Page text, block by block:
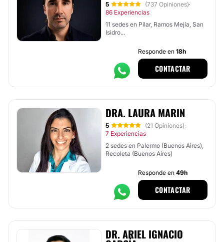
5 (737 Opiniones)·
86 Experiencias
11 sedes en Pilar, Ramos Mejía, San
Isidro...
Responde en 18h
CONTACTAR
DRA. LAURA MARIN
5 (21 Opiniones)·
7 Experiencias
2 sedes en Palermo (Buenos Aires),
Recoleta (Buenos Aires)
Responde en 49h
CONTACTAR
DR. ARIEL IGNACIO